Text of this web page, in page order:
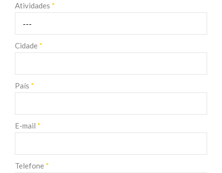
Atividades *
Cidade *
País *
E-mail *
Telefone *